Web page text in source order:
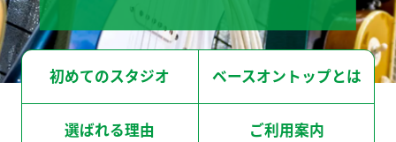
BOT-AMIRICA MURA
アメ村店
BOT-SHINSAIBASHI
心斎橋店
BOT-NAMBA
なんば店
BOT-SHINSABASHI-EAST
東心斎橋店
ご利用案内
よくあるご質問
初めてのスタジオ ベースオントップとは
選ばれる理由 ご利用案内